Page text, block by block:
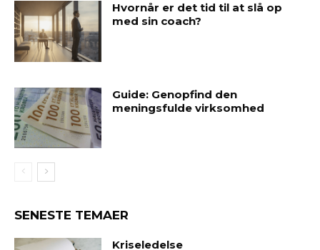
Hvornår er det tid til at slå op
med sin coach?
Guide: Genopfind den
meningsfulde virksomhed
SENESTE TEMAER
Kriseledelse